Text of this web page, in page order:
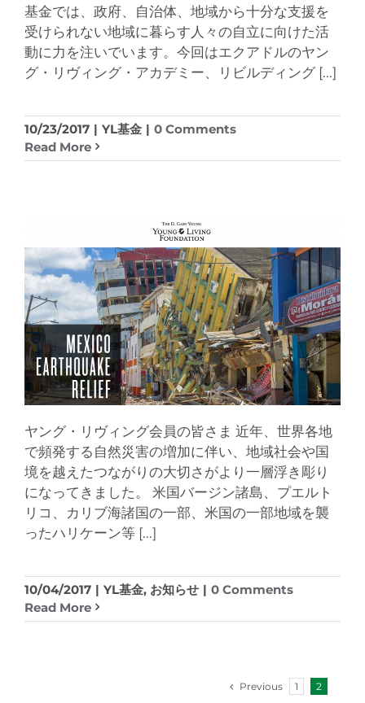
基金では、政府、自治体、地域から十分な支援を
受けられない地域に暮らす人々の自立に向けた活
動に力を注いでいます。今回はエクアドルのヤン
グ・リヴィング・アカデミー、リビルディング [...]
10/23/2017 | YL基金 | 0 Comments
Read More
ヤング・リヴィング会員の皆さま 近年、世界各地
で頻発する自然災害の増加に伴い、地域社会や国
境を越えたつながりの大切さがより一層浮き彫り
になってきました。 米国バージン諸島、プエルト
リコ、カリブ海諸国の一部、米国の一部地域を襲
ったハリケーン等 [...]
10/04/2017 | YL基金, お知らせ | 0 Comments
Read More
Previous 1 2